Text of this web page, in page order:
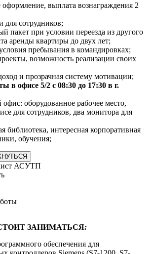
выплата вознаграждения 2
сотрудников;
пакет при условии переезда из другого
аренды квартиры до двух лет;
пребывания в командировках;
возможность реализации своих
и прозрачная систему мотивации;
в офисе 5/2 с 08:30 до 17:30 в г.
оборудованное рабочее место,
для сотрудников, два монитора для
библиотека, интересная корпоративная
обучения;
АСУТП
ЗАНИМАТЬСЯ:
обеспечения для